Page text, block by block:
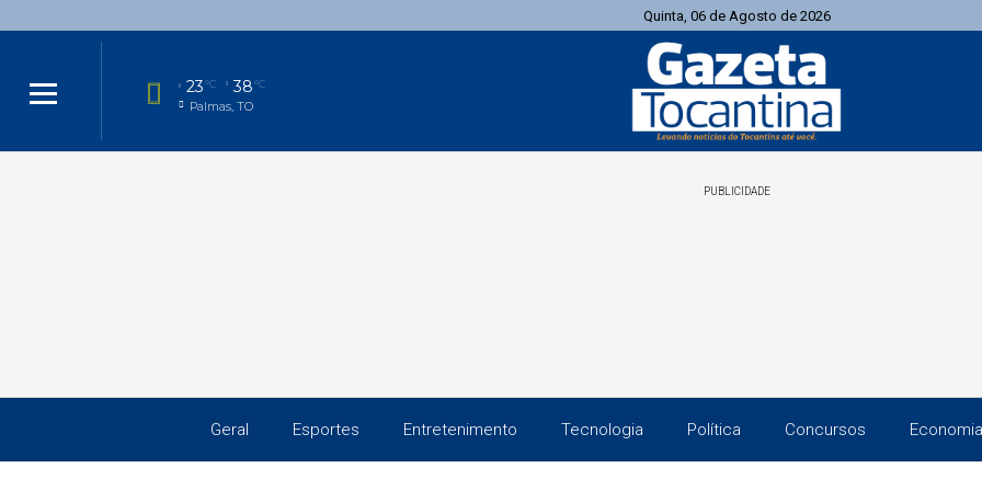
Quinta, 06 de Agosto de 2026
23°C 38°C
Palmas, TO
PUBLICIDADE
Geral Esportes Entretenimento Tecnologia Política Concursos Economia